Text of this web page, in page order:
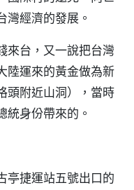
灣經濟的發展。
來台，又一說把台灣
陸運來的黃金做為新
頭附近山洞），當時
統身份帶來的。
亭捷運站五號出口的